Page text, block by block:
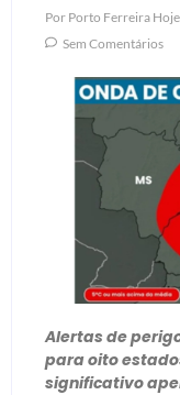
Por Porto Ferreira Hoje
Sem Comentários
Alertas de
para oito
significativo